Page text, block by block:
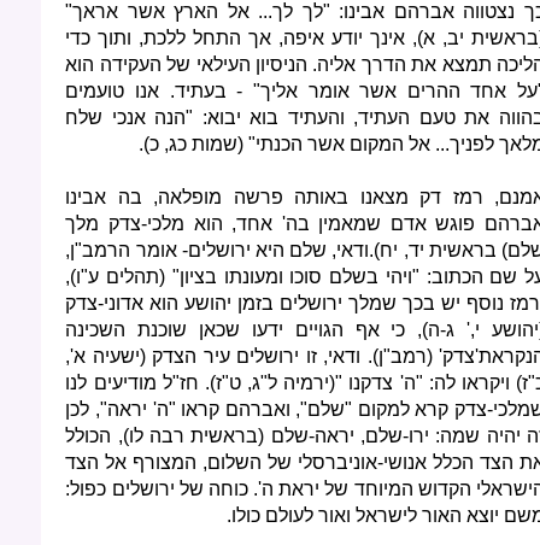
נצטווה אברהם אבינו: "לך לך... אל הארץ אשר אראך"
יב, א), אינך יודע איפה, אך התחל ללכת, ותוך כדי
תמצא את הדרך אליה. הניסיון העילאי של העקידה הוא
אחד ההרים אשר אומר אליך" - בעתיד. אנו טועמים
את טעם העתיד, והעתיד בוא יבוא: "הנה אנכי שלח
לפניך... אל המקום אשר הכנתי" (שמות כג, כ).
רמז דק מצאנו באותה פרשה מופלאה, בה אבינו
פוגש אדם שמאמין בה' אחד, הוא מלכי-צדק מלך
בראשית יד, יח).ודאי, שלם היא ירושלים- אומר הרמב"ן,
שם הכתוב: "ויהי בשלם סוכו ומעונתו בציון" (תהלים ע"ו),
נוסף יש בכך שמלך ירושלים בזמן יהושע הוא אדוני-צדק
י,' ג-ה), כי אף הגויים ידעו שכאן שוכנת השכינה
(רמב"ן). ודאי, זו ירושלים עיר הצדק (ישעיה א',
ויקראו לה: "ה' צדקנו "(ירמיה ל"ג, ט"ז). חז"ל מודיעים לנו
צדק קרא למקום "שלם", ואברהם קראו "ה' יראה", לכן
יהיה שמה: ירו-שלם, יראה-שלם (בראשית רבה לו), הכולל
הצד הכלל אנושי-אוניברסלי של השלום, המצורף אל הצד
הקדוש המיוחד של יראת ה'. כוחה של ירושלים כפול:
יוצא האור לישראל ואור לעולם כולו.